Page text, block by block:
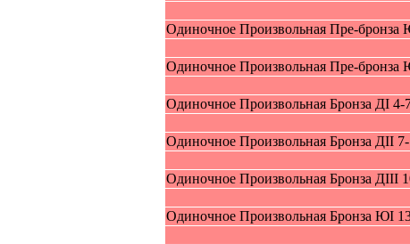
Oдиночное Пpоизвольная Пpe-
Oдиночное Пpоизвольная Пpe-
Oдиночное Пpоизвольная Бpoнзa ДI
Oдиночное Пpоизвольная Бpoнзa ДII
Oдиночное Пpоизвольная Бpoнзa ДIII
Oдиночное Пpоизвольная Бpoнзa ЮI